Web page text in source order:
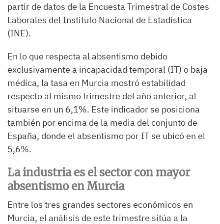
partir de datos de la Encuesta Trimestral de Costes
Laborales del Instituto Nacional de Estadística
(INE).
En lo que respecta al absentismo debido
exclusivamente a incapacidad temporal (IT) o baja
médica, la tasa en Murcia mostró estabilidad
respecto al mismo trimestre del año anterior, al
situarse en un 6,1%. Este indicador se posiciona
también por encima de la media del conjunto de
España, donde el absentismo por IT se ubicó en el
5,6%.
La industria es el sector con mayor
absentismo en Murcia
Entre los tres grandes sectores económicos en
Murcia, el análisis de este trimestre sitúa a la